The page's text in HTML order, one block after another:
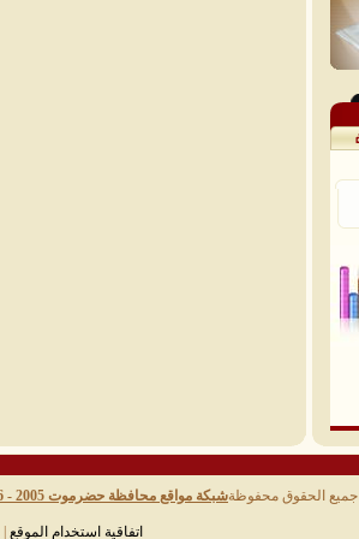
جميع الحقوق محفوظةشبكة مواقع محافظة حضرموت 2005 - 2026
اتفاقية استخدام الموقع